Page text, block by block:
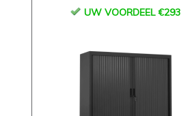
UW VOORDEEL €293